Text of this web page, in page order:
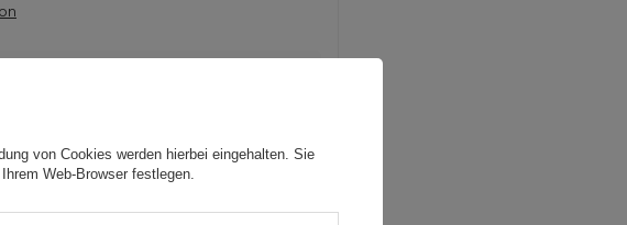
von Cookies werden hierbei eingehalten. Sie
Web-Browser festlegen.